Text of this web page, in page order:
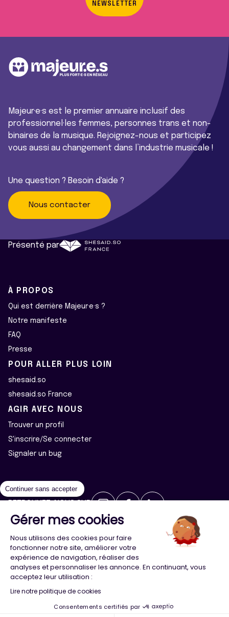
NEWSLETTER
Majeur·e·s est le premier annuaire inclusif des
professionnel·les femmes, personnes trans et non-
binaires de la musique. Rejoignez-nous et participez
vous aussi au changement dans l’industrie musicale !
Une question ? Besoin d'aide ?
Nous contacter
Présenté par
À PROPOS
Qui est derrière Majeur·e·s ?
Notre manifeste
FAQ
Presse
POUR ALLER PLUS LOIN
shesaid.so
shesaid.so France
AGIR AVEC NOUS
Trouver un profil
S'inscrire/Se connecter
Signaler un bug
2026 ©Majeur·e·s - Tous droits réservés
Politique de confidentialité
Cookies
Conception Agence Adeliom
Continuer sans accepter
Gérer mes cookies
Nous utilisons des cookies pour faire
fonctionner notre site, améliorer votre
expérience de navigation, réaliser des
analyses et personnaliser les annonce. En continuant, vous
acceptez leur utilisation :
Lire notre politique de cookies
Consentements certifiés par